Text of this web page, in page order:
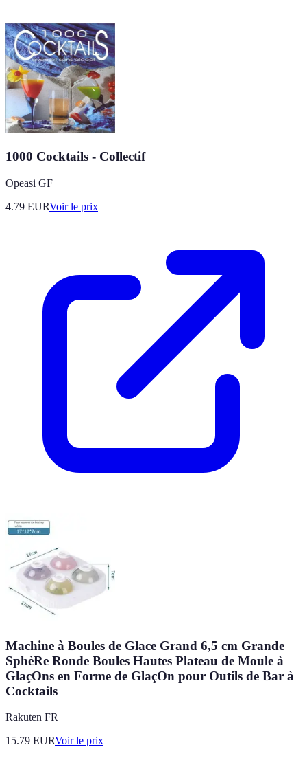
1000 Cocktails - Collectif
Opeasi GF
4.79 EURVoir le prix
Machine à Boules de Glace Grand 6,5 cm Grande
SphèRe Ronde Boules Hautes Plateau de Moule à
GlaçOns en Forme de GlaçOn pour Outils de Bar à
Cocktails
Rakuten FR
15.79 EURVoir le prix